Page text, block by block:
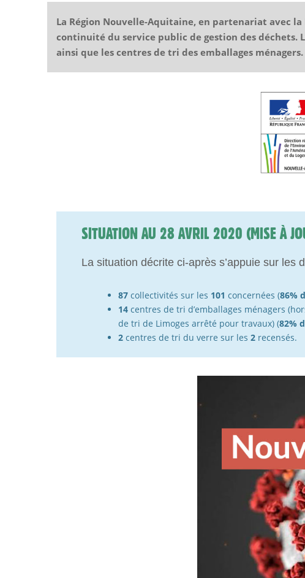
La Région Nouvelle-Aquitaine, en partenariat avec la
continuité du service public de gestion des
ainsi que les centres de tri des emballages
SITUATION AU 28 AVRIL 2020 (MISE À
La situation décrite ci-après s’appuie sur les
87 collectivités sur les 101 concernées (86%
14 centres de tri d’emballages ménagers
de tri de Limoges arrêté pour travaux) (82%
2 centres de tri du verre sur les 2 recensés.